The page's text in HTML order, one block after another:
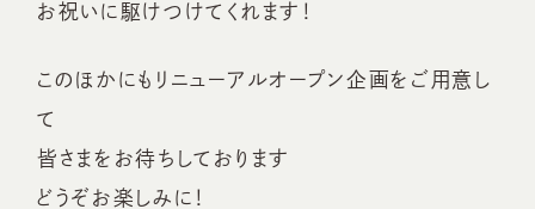
お祝いに駆けつけてくれます！
このほかにもリニューアルオープン企画をご用意し
て
皆さまをお待ちしております
どうぞお楽しみに！